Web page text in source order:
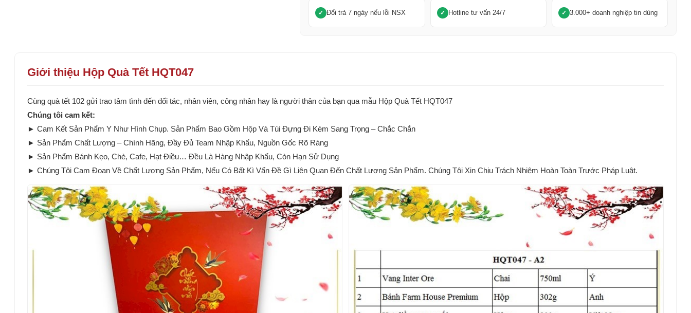
Đổi trả 7 ngày nếu lỗi NSX Hotline tư vấn 24/7 3.000+ doanh nghiệp tin dùng
Giới thiệu Hộp Quà Tết HQT047
Cùng quà tết 102 gửi trao tâm tình đến đối tác, nhân viên, công nhân hay là người thân của bạn qua mẫu Hộp Quà Tết HQT047
Chúng tôi cam kết:
► Cam Kết Sản Phẩm Y Như Hình Chụp. Sản Phẩm Bao Gồm Hộp Và Túi Đựng Đi Kèm Sang Trọng – Chắc Chắn
► Sản Phẩm Chất Lượng – Chính Hãng, Đầy Đủ Team Nhập Khẩu, Nguồn Gốc Rõ Ràng
► Sản Phẩm Bánh Kẹo, Chè, Cafe, Hạt Điều… Đều Là Hàng Nhập Khẩu, Còn Hạn Sử Dụng
► Chúng Tôi Cam Đoan Về Chất Lượng Sản Phẩm, Nếu Có Bất Kì Vấn Đề Gì Liên Quan Đến Chất Lượng Sản Phẩm. Chúng Tôi Xin Chịu Trách Nhiệm Hoàn Toàn Trước Pháp Luật.